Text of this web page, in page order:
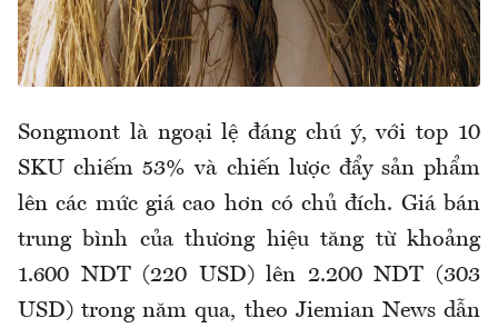
Songmont là ngoại lệ đáng chú ý, với top 10
SKU chiếm 53% và chiến lược đẩy sản phẩm
lên các mức giá cao hơn có chủ đích. Giá bán
trung bình của thương hiệu tăng từ khoảng
1.600 NDT (220 USD) lên 2.200 NDT (303
USD) trong năm qua, theo Jiemian News dẫn